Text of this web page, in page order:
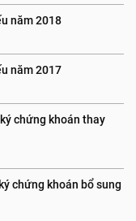
năm 2018
năm 2017
chứng khoán thay
chứng khoán bổ sung